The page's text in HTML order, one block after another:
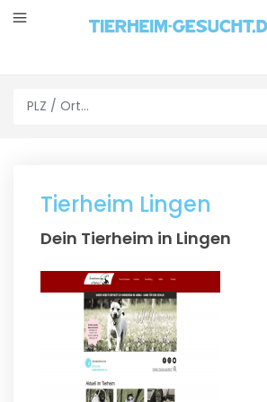
Tierheim Lingen
Dein Tierheim in Lingen